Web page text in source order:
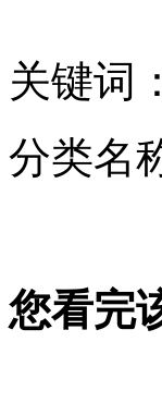
男孩因遭老
山西运城恶犬
关键词：
分类名
您看完